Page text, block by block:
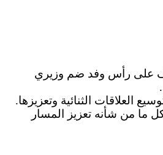
على رأس وفد ضم وزيري
العلاقات الثنائية وتعزيزها.
ما من شأنه تعزيز المسار